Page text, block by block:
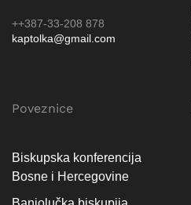
++387-33-208 878
kaptolka@gmail.com
Poveznice
Biskupska konferencija
Bosne i Hercegovine